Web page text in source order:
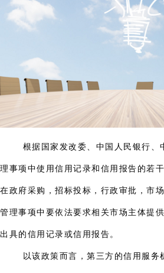
根据国家发改委、中国人民银行、
理事项中使用信用记录和信用报告的若
在政府采购，招标投标，行政审批，市
管理事项中要依法要求相关市场主体提
出具的信用记录或信用报告。
以该政策而言，第三方的信用服务